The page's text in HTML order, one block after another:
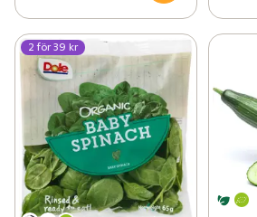
2 för 39 kr